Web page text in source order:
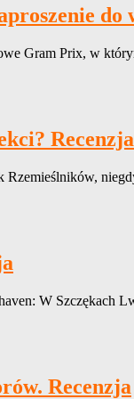
do
Gram Prix, w
Recenzja
W Szczękach
Recenzja